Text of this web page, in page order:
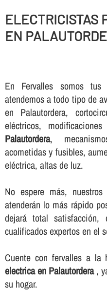
ELECTRICISTAS
EN
En Fervalles somos
atendemos a todo tipo de
en Palautordera,
eléctricos,
Palautordera,
acometidas y fusibles,
eléctrica, altas de luz.
No espere más,
atenderán lo más rápido
dejará total satisfacción,
cualificados expertos en el
Cuente con fervalles a la
electrica en Palautordera,
su hogar.